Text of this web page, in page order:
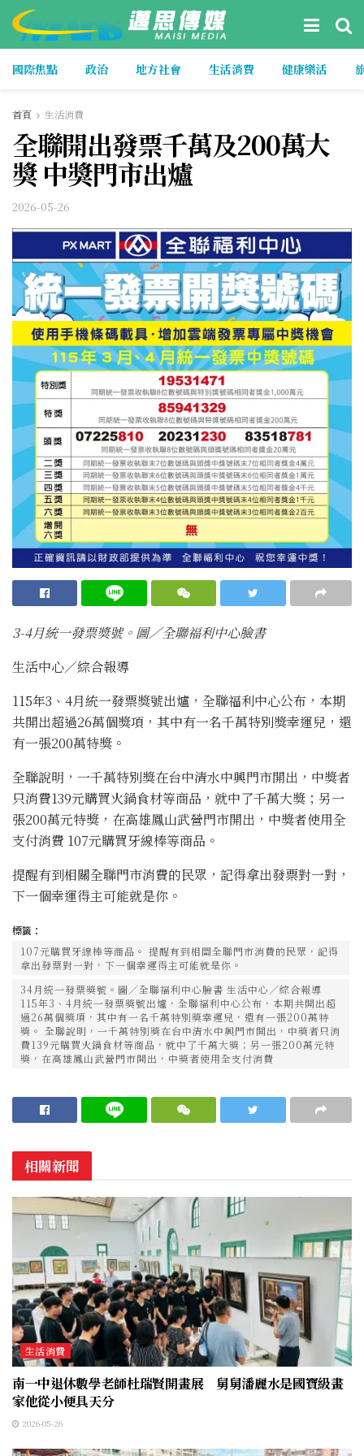
國際焦點 政治 地方社會 生活消費 健康樂活
首頁 生活消費
全聯開出發票千萬及200萬大
獎 中獎門市出爐
2026-05-26
3-4月統一發票獎號。圖／全聯福利中心臉書
生活中心／綜合報導
115年3、4月統一發票獎號出爐，全聯福利中心公布，本期
共開出超過26萬個獎項，其中有一名千萬特別獎幸運兒，還
有一張200萬特獎。
全聯說明，一千萬特別獎在台中清水中興門市開出，中獎者
只消費139元購買火鍋食材等商品，就中了千萬大獎；另一
張200萬元特獎，在高雄鳳山武營門市開出，中獎者使用全
支付消費 107元購買牙線棒等商品。
提醒有到相關全聯門市消費的民眾，記得拿出發票對一對，
下一個幸運得主可能就是你。
標籤：
107元購買牙線棒等商品。 提醒有到相關全聯門市消費的民眾，記得
拿出發票對一對，下一個幸運得主可能就是你。
34月統一發票獎號。圖／全聯福利中心臉書 生活中心／綜合報導
115年3、4月統一發票獎號出爐，全聯福利中心公布，本期共開出超
過26萬個獎項，其中有一名千萬特別獎幸運兒，還有一張200萬特
獎。 全聯說明，一千萬特別獎在台中清水中興門市開出，中獎者只消
費139元購買火鍋食材等商品，就中了千萬大獎；另一張200萬元特
獎，在高雄鳳山武營門市開出，中獎者使用全支付消費
相關新聞
生活消費
南一中退休數學老師杜瑞賢開畫展 舅舅潘麗水是國寶級畫
家他從小便具天分
2026-05-26